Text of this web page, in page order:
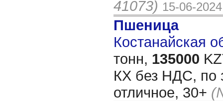
41073) 15-06-2024
Пшеница
Костанайская
тонн, 135000
КХ без НДС, по
отличное, 30+